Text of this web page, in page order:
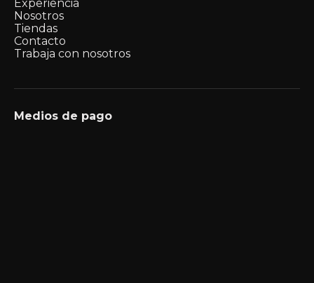
Experiencia
Nosotros
Tiendas
Contacto
Trabaja con nosotros
Medios de pago